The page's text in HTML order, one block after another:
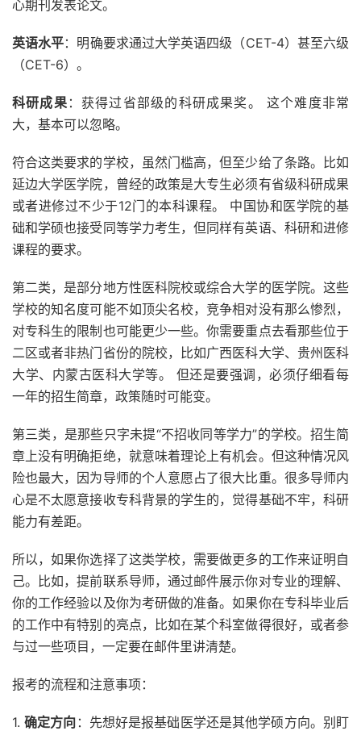
心期刊发表论文。
英语水平：明确要求通过大学英语四级（CET-4）甚至六级
（CET-6）。
科研成果 ：获得过省部级的科研成果奖。 这个难度非常
大，基本可以忽略。
符合这类要求的学校，虽然门槛高，但至少给了条路。比如
延边大学医学院，曾经的政策是大专生必须有省级科研成果
或者进修过不少于12门的本科课程。 中国协和医学院的基
础和学硕也接受同等学力考生，但同样有英语、科研和进修
课程的要求。
第二类，是部分地方性医科院校或综合大学的医学院。这些
学校的知名度可能不如顶尖名校，竞争相对没有那么惨烈，
对专科生的限制也可能更少一些。你需要重点去看那些位于
二区或者非热门省份的院校，比如广西医科大学、贵州医科
大学、内蒙古医科大学等。 但还是要强调，必须仔细看每
一年的招生简章，政策随时可能变。
第三类，是那些只字未提“不招收同等学力”的学校。招生简
章上没有明确拒绝，就意味着理论上有机会。但这种情况风
险也最大，因为导师的个人意愿占了很大比重。很多导师内
心是不太愿意接收专科背景的学生的，觉得基础不牢，科研
能力有差距。
所以，如果你选择了这类学校，需要做更多的工作来证明自
己。比如，提前联系导师，通过邮件展示你对专业的理解、
你的工作经验以及你为考研做的准备。如果你在专科毕业后
的工作中有特别的亮点，比如在某个科室做得很好，或者参
与过一些项目，一定要在邮件里讲清楚。
报考的流程和注意事项：
1.确定方向 ：先想好是报基础医学还是其他学硕方向。别盯